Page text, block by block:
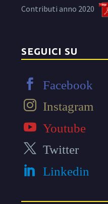
Contributi anno 2020
SEGUICI SU
Facebook
Instagram
Youtube
Twitter
Linkedin